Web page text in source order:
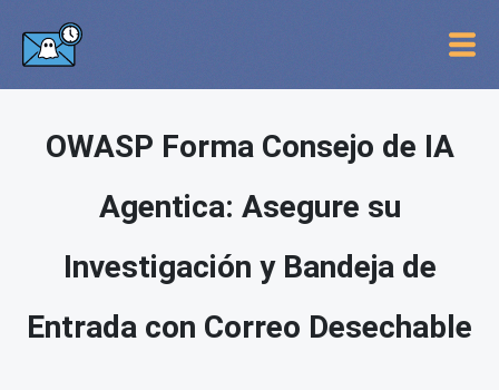
OWASP Forma Consejo de IA
Agentica: Asegure su
Investigación y Bandeja de
Entrada con Correo Desechable